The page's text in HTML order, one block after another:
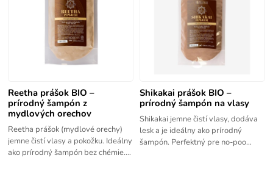
Reetha prášok BIO –
prírodný šampón z
mydlových orechov
Reetha prášok (mydlové orechy)
jemne čistí vlasy a pokožku. Ideálny
ako prírodný šampón bez chémie.
Shikakai prášok BIO –
prírodný šampón na vlasy
Shikakai jemne čistí vlasy, dodáva
lesk a je ideálny ako prírodný
šampón. Perfektný pre no-poo